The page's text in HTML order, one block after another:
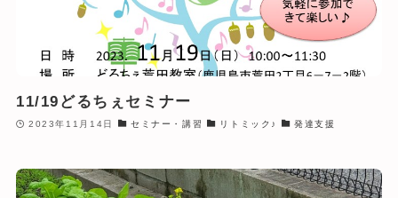
11/19どるちぇセミナー
2023年11月14日 セミナー・講習 リトミック♪ 発達支援